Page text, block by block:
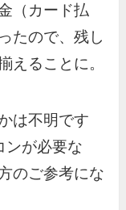
（カード払
たので、残し
えることに。
は不明です
が必要な
のご参考にな